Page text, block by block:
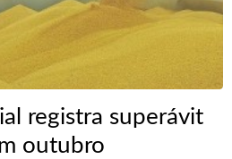
registra superávit
outubro